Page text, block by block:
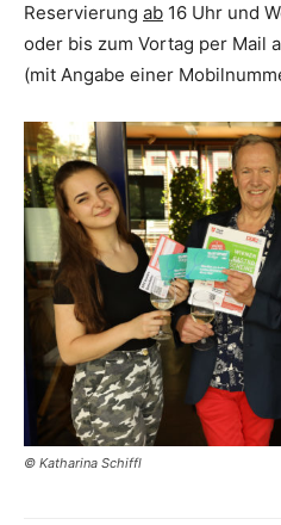
Reservierung ab 16 Uhr und
oder bis zum Vortag per Mail
(mit Angabe einer
© Katharina Schiffl